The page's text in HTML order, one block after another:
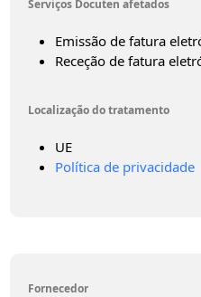
Serviços Docuten afetados
Emissão de fatura
Receção de fatura
Localização do tratamento
UE
Política de privacidade
Fornecedor